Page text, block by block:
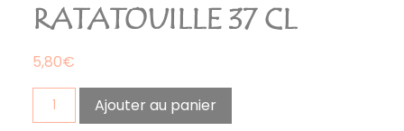
RATATOUILLE 37 CL
5,80€
quantité
de
Ajouter au panier